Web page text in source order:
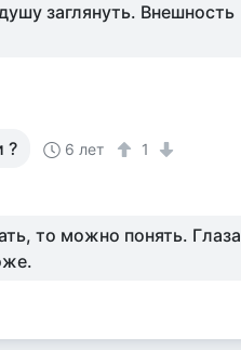
заглянуть. Внешность
? 6 лет 1
то можно понять. Глаза